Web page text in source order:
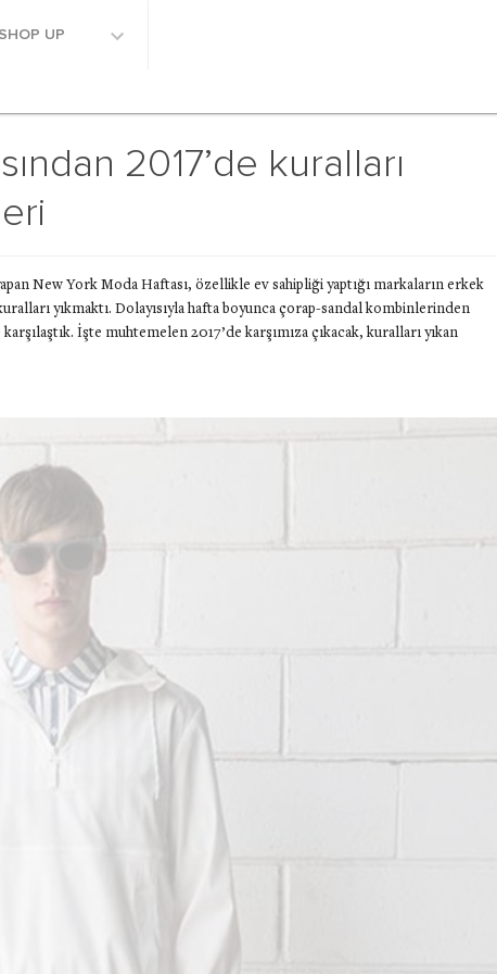
SHOP UP
2017’de kuralları
New York Moda Haftası, özellikle ev sahipliği yaptığı markaların erkek
yıkmaktı. Dolayısıyla hafta boyunca çorap-sandal kombinlerinden
İşte muhtemelen 2017’de karşımıza çıkacak, kuralları yıkan